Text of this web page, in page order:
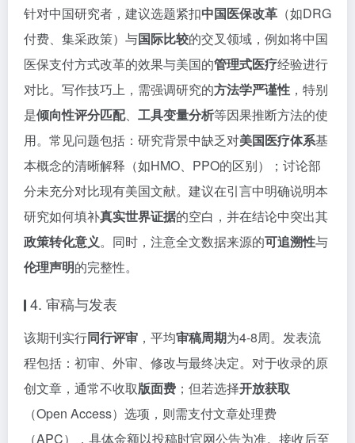
针对中国研究者，建议选题紧扣中国医保改革 （如DRG
付费、集采政策）与国际比较的交叉领域，例如将中国
医保支付方式改革的效果与美国的管理式医疗经验进行
对比。写作技巧上，需强调研究的方法学严谨性 ，特别
是倾向性评分匹配、 工具变量分析等因果推断方法的使
用。常见问题包括：研究背景中缺乏对美国医疗体系基
本概念的清晰解释（如HMO、PPO的区别）；讨论部
分未充分对比现有美国文献。建议在引言中明确说明本
研究如何填补真实世界证据的空白，并在结论中突出其
政策转化意义。同时，注意全文数据来源的可追溯性与
伦理声明的完整性。
4. 审稿与发表
该期刊实行同行评审 ，平均审稿周期为4-8周。发表流
程包括：初审、外审、修改与最终决定。对于收录的原
创文章，通常不收取版面费 ；但若选择开放获取
（Open Access）选项，则需支付文章处理费
（APC），具体金额以投稿时官网公告为准。接收后至